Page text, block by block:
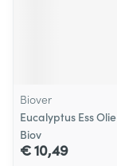
Biover
Eucalyptus Ess
Biov
€ 10,49